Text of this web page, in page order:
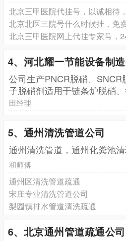
北京三甲医院代挂号，以诚相待
北京北医三院号什么时候挂，免
北京三甲医院网上代挂专家号，
4、河北耀一节能设备制
公司生产PNCR脱硝、
子脱硝剂适用于链条炉脱硝、
生
田经理
5、通州清洗管道公司
通州清洗管道，通州化粪池
和师傅
通州区清洗管道疏通
宋庄专业清洗管道公司
梨园镇排水管道清洗疏通
6、北京通州管道疏通公司